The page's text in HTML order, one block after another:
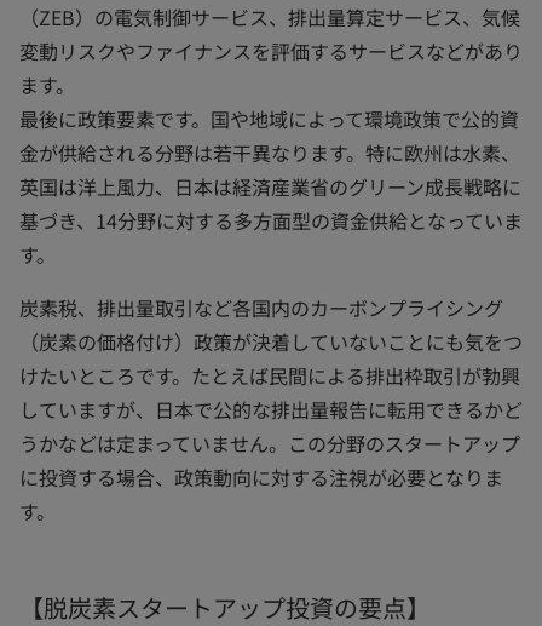
（ZEB）の電気制御サービス、排出量算定サービス、気候
変動リスクやファイナンスを評価するサービスなどがあり
ます。
最後に政策要素です。国や地域によって環境政策で公的資
金が供給される分野は若干異なります。特に欧州は水素、
英国は洋上風力、日本は経済産業省のグリーン成長戦略に
基づき、14分野に対する多方面型の資金供給となっていま
す。
炭素税、排出量取引など各国内のカーボンプライシング
（炭素の価格付け）政策が決着していないことにも気をつ
けたいところです。たとえば民間による排出枠取引が勃興
していますが、日本で公的な排出量報告に転用できるかど
うかなどは定まっていません。この分野のスタートアップ
に投資する場合、政策動向に対する注視が必要となりま
す。
【脱炭素スタートアップ投資の要点】